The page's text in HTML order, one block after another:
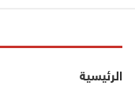
الرئيسية